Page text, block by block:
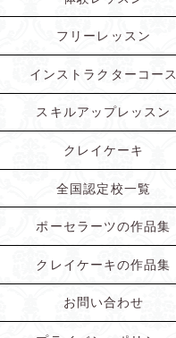
フリーレッスン
インストラクターコース
スキルアップレッスン
クレイケーキ
全国認定校一覧
ポーセラーツの作品集
クレイケーキの作品集
お問い合わせ